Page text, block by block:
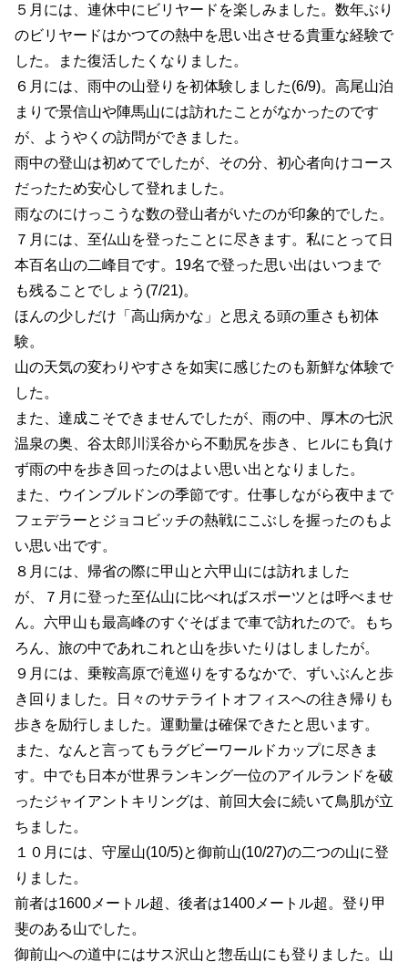
５月には、連休中にビリヤードを楽しみました。数年ぶり
のビリヤードはかつての熱中を思い出させる貴重な経験で
した。また復活したくなりました。
６月には、雨中の山登りを初体験しました(6/9)。高尾山泊
まりで景信山や陣馬山には訪れたことがなかったのです
が、ようやくの訪問ができました。
雨中の登山は初めてでしたが、その分、初心者向けコース
だったため安心して登れました。
雨なのにけっこうな数の登山者がいたのが印象的でした。
７月には、至仏山を登ったことに尽きます。私にとって日
本百名山の二峰目です。19名で登った思い出はいつまで
も残ることでしょう(7/21)。
ほんの少しだけ「高山病かな」と思える頭の重さも初体
験。
山の天気の変わりやすさを如実に感じたのも新鮮な体験で
した。
また、達成こそできませんでしたが、雨の中、厚木の七沢
温泉の奥、谷太郎川渓谷から不動尻を歩き、ヒルにも負け
ず雨の中を歩き回ったのはよい思い出となりました。
また、ウインブルドンの季節です。仕事しながら夜中まで
フェデラーとジョコビッチの熱戦にこぶしを握ったのもよ
い思い出です。
８月には、帰省の際に甲山と六甲山には訪れました
が、７月に登った至仏山に比べればスポーツとは呼べませ
ん。六甲山も最高峰のすぐそばまで車で訪れたので。もち
ろん、旅の中であれこれと山を歩いたりはしましたが。
９月には、乗鞍高原で滝巡りをするなかで、ずいぶんと歩
き回りました。日々のサテライトオフィスへの往き帰りも
歩きを励行しました。運動量は確保できたと思います。
また、なんと言ってもラグビーワールドカップに尽きま
す。中でも日本が世界ランキング一位のアイルランドを破
ったジャイアントキリングは、前回大会に続いて鳥肌が立
ちました。
１０月には、守屋山(10/5)と御前山(10/27)の二つの山に登
りました。
前者は1600メートル超、後者は1400メートル超。登り甲
斐のある山でした。
御前山への道中にはサス沢山と惣岳山にも登りました。山